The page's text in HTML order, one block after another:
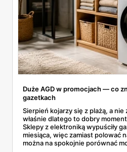
Duże AGD w promocjach — co
gazetkach
Sierpień kojarzy się z plażą, a nie
właśnie dlatego to dobry
Sklepy z elektroniką wypuściły
miesiąca, więc zamiast polować
można na spokojnie porównać